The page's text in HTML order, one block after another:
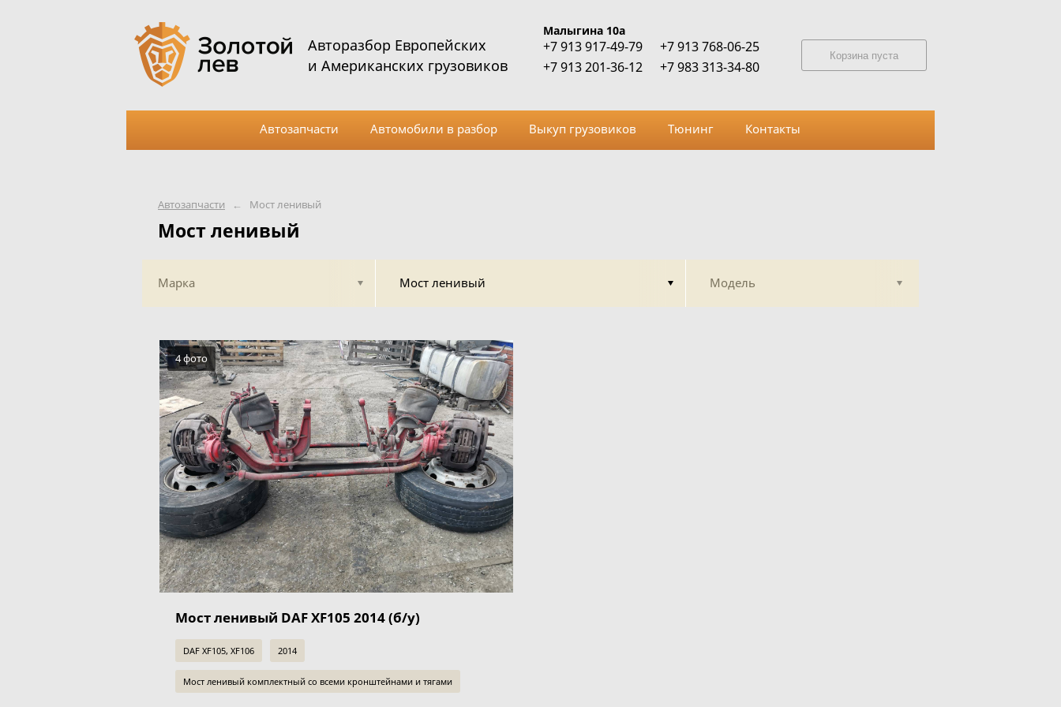
Автозапчасти ← Мост ленивый
Мост ленивый
Марка Мост ленивый Модель
4 фото
Мост ленивый DAF XF105 2014 (б/у)
DAF XF105, XF106 2014
Мост ленивый комплектный со всеми кронштейнами и тягами
Авторазбор Европейских
и Американских грузовиков
Малыгина 10а
+7 913 917-49-79
+7 913 201-36-12
+7 913 768-06-25
+7 983 313-34-80
Корзина пуста
Автозапчасти Автомобили в разбор Выкуп грузовиков Тюнинг Контакты